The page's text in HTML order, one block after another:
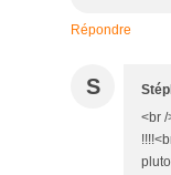
Répondre
S
<br /